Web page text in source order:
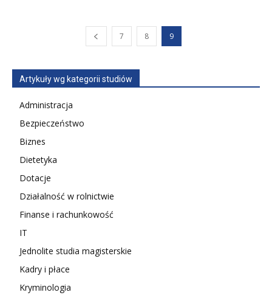
7 8 9
Artykuły wg kategorii studiów
Administracja
Bezpieczeństwo
Biznes
Dietetyka
Dotacje
Działalność w rolnictwie
Finanse i rachunkowość
IT
Jednolite studia magisterskie
Kadry i płace
Kryminologia